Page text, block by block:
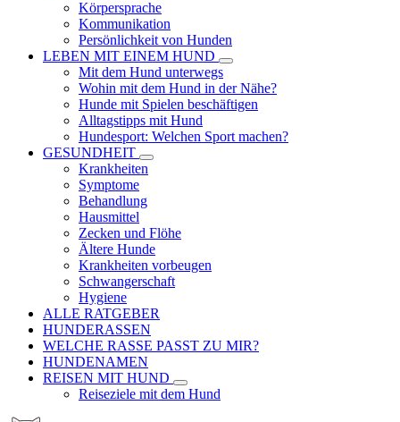
Körpersprache
Kommunikation
Persönlichkeit von Hunden
LEBEN MIT EINEM HUND
Mit dem Hund unterwegs
Wohin mit dem Hund in der Nähe?
Hunde mit Spielen beschäftigen
Alltagstipps mit Hund
Hundesport: Welchen Sport machen?
GESUNDHEIT
Krankheiten
Symptome
Behandlung
Hausmittel
Zecken und Flöhe
Ältere Hunde
Krankheiten vorbeugen
Schwangerschaft
Hygiene
ALLE RATGEBER
HUNDERASSEN
WELCHE RASSE PASST ZU MIR?
HUNDENAMEN
REISEN MIT HUND
Reiseziele mit dem Hund